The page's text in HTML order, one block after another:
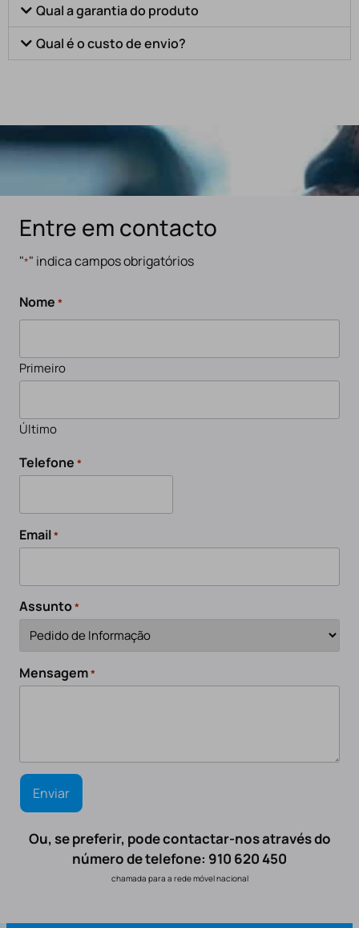
Qual a garantia do produto
Qual é o custo de envio?
Entre em contacto
"*" indica campos obrigatórios
Nome *
Primeiro
Último
Telefone *
Email*
Assunto*
Mensagem*
Ou, se preferir, pode contactar-nos através do
número de telefone: 910 620 450
chamada para a rede móvel nacional